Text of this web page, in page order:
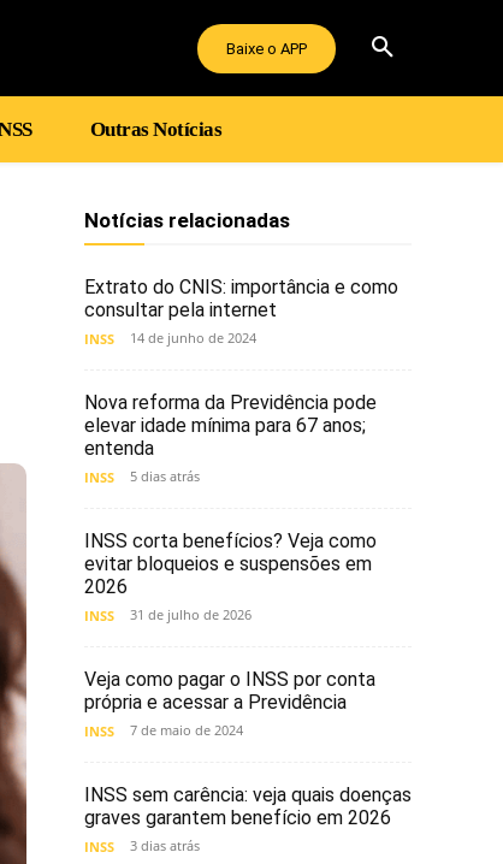
Baixe o APP
Outras Notícias
Notícias relacionadas
Extrato do CNIS: importância e como
consultar pela internet
INSS 14 de junho de 2024
Nova reforma da Previdência pode
elevar idade mínima para 67 anos;
entenda
INSS 5 dias atrás
INSS corta benefícios? Veja como
evitar bloqueios e suspensões em
2026
INSS 31 de julho de 2026
Veja como pagar o INSS por conta
própria e acessar a Previdência
INSS 7 de maio de 2024
INSS sem carência: veja quais doenças
graves garantem benefício em 2026
INSS 3 dias atrás